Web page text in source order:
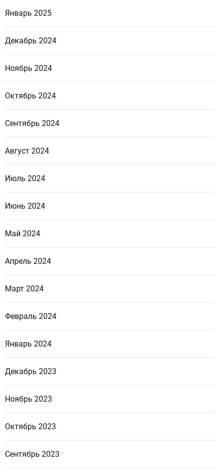
Январь 2025
Декабрь 2024
Ноябрь 2024
Октябрь 2024
Сентябрь 2024
Август 2024
Июль 2024
Июнь 2024
Май 2024
Апрель 2024
Март 2024
Февраль 2024
Январь 2024
Декабрь 2023
Ноябрь 2023
Октябрь 2023
Сентябрь 2023